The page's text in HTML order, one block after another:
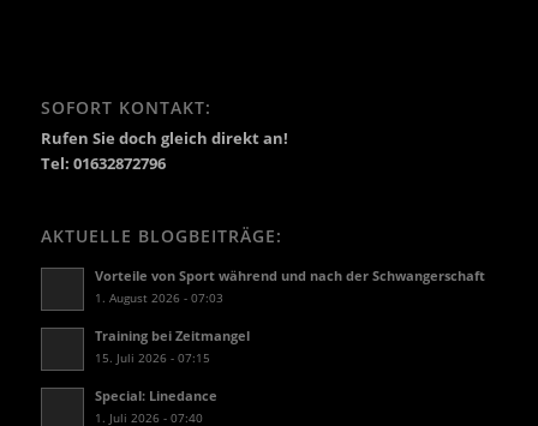
SOFORT KONTAKT:
Rufen Sie doch gleich direkt an!
Tel: 01632872796
AKTUELLE BLOGBEITRÄGE:
Vorteile von Sport während und nach der Schwangerschaft
1. August 2026 - 07:03
Training bei Zeitmangel
15. Juli 2026 - 07:15
Special: Linedance
1. Juli 2026 - 07:40